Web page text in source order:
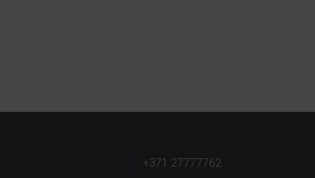
+371 27777762